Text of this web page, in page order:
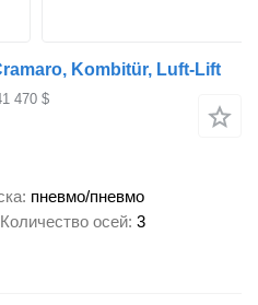
Kombitür, Luft-Lift
470 $
пневмо/пневмо
Количество осей 3